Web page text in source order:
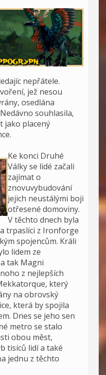
nepřátele.
jež nesou
osedlána
souhlasila,
jako placený
Ke konci Druhé
Války se lidé začali
zajímat o
znovuvybudování
jejich neustálými boji
otřesené domoviny.
V těchto dnech byla
trpaslíci z Ironforge
spojencům. Králi
lidem ze
tak Magni
z nejlepších
který
na obrovský
která by spojila
Dnes se jeho sen
metro se stalo
obou měst,
tisíců lidí a také
jednu z těchto